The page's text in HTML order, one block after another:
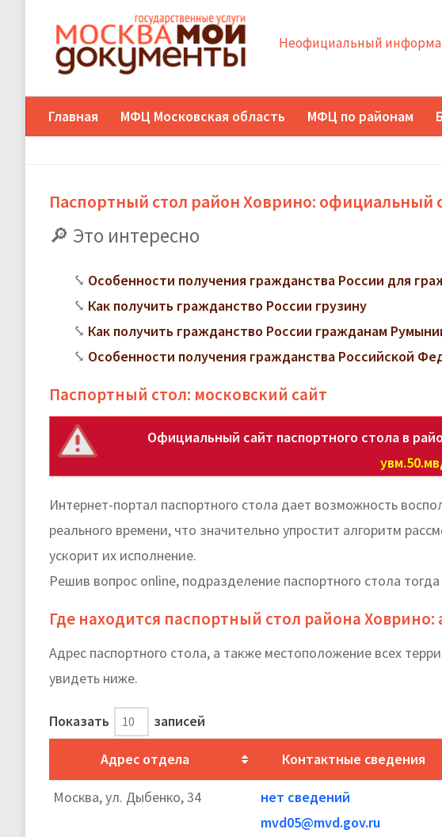
Неофициальный
Главная МФЦ Московская область МФЦ по районам
Паспортный стол район Ховрино: официальный
Это интересно
Особенности получения гражданства России для
Как получить гражданство России грузину
Как получить гражданство России гражданам
Особенности получения гражданства Российской
Паспортный стол: московский сайт
Официальный сайт паспортного стола в
Интернет-портал паспортного стола дает возможность
реального времени, что значительно упростит алгоритм
ускорит их исполнение.
Решив вопрос online, подразделение паспортного стола
Где находится паспортный стол района
Адрес паспортного стола, а также местоположение всех
увидеть ниже.
Показать записей
Адрес отдела Контактные сведения
Москва, ул. Дыбенко, 34
нет сведений
mvd05@mvd.gov.ru